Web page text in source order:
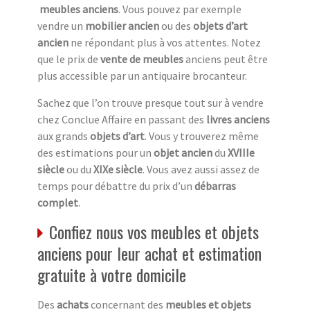
meubles anciens. Vous pouvez par exemple
vendre un mobilier ancienou des objets d’art
ancien ne répondant plus à vos attentes. Notez
que le prix de vente de meublesanciens peut être
plus accessible par un antiquaire brocanteur.
Sachez que l’on trouve presque tout sur à vendre
chez Conclue Affaire en passant des livres anciens
aux grands objets d’art. Vous y trouverez même
des estimations pour un objet anciendu XVIIIe
siècleou du XIXe siècle. Vous avez aussi assez de
temps pour débattre du prix d’un débarras
complet.
Confiez nous vos meubles et objets
anciens pour leur achat et estimation
gratuite à votre domicile
Des achatsconcernant des meubles et objets